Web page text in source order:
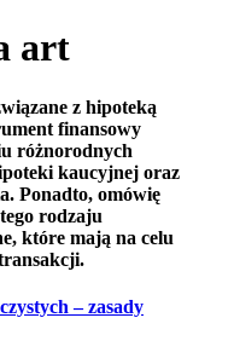
art
z hipoteką
finansowy
różnorodnych
kaucyjnej oraz
Ponadto, omówię
rodzaju
które mają na celu
– zasady